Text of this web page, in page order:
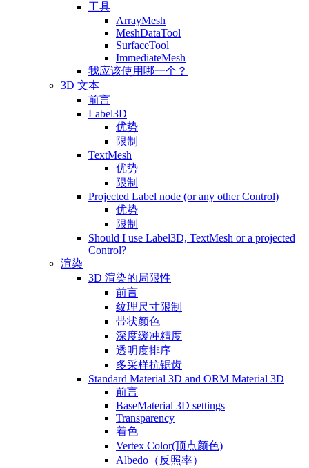
工具
ArrayMesh
MeshDataTool
SurfaceTool
ImmediateMesh
我应该使用哪一个？
3D 文本
前言
Label3D
优势
限制
TextMesh
优势
限制
Projected Label node (or any other Control)
优势
限制
Should I use Label3D, TextMesh or a projected
Control?
渲染
3D 渲染的局限性
前言
纹理尺寸限制
带状颜色
深度缓冲精度
透明度排序
多采样抗锯齿
Standard Material 3D and ORM Material 3D
前言
BaseMaterial 3D settings
Transparency
着色
Vertex Color(顶点颜色)
Albedo（反照率）